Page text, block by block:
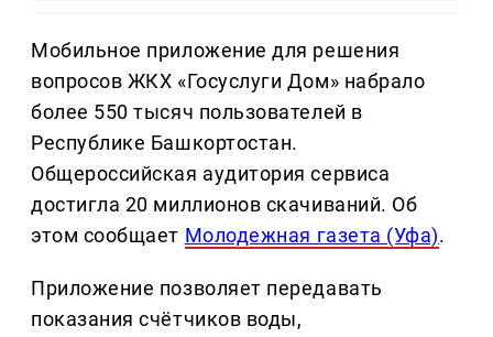
Мобильное приложение для решения
вопросов ЖКХ «Госуслуги Дом» набрало
более 550 тысяч пользователей в
Республике Башкортостан.
Общероссийская аудитория сервиса
достигла 20 миллионов скачиваний. Об
этом сообщает Молодежная газета (Уфа).
Приложение позволяет передавать
показания счётчиков воды,